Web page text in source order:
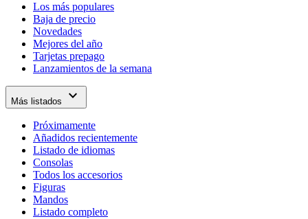
Los más populares
Baja de precio
Novedades
Mejores del año
Tarjetas prepago
Lanzamientos de la semana
Más listados expand_more
Próximamente
Añadidos recientemente
Listado de idiomas
Consolas
Todos los accesorios
Figuras
Mandos
Listado completo